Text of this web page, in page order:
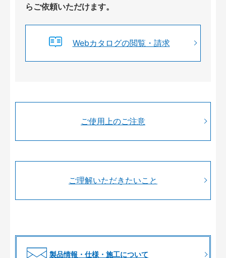
らご依頼いただけます。
Webカタログの閲覧・請求
ご使用上のご注意
ご理解いただきたいこと
製品情報・仕様・施工について